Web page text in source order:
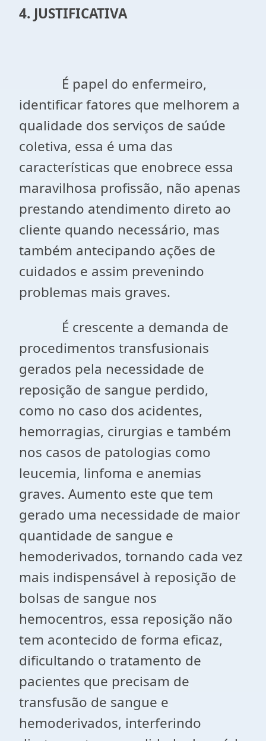
4. JUSTIFICATIVA
É papel do enfermeiro,
identificar fatores que melhorem a
qualidade dos serviços de saúde
coletiva, essa é uma das
características que enobrece essa
maravilhosa profissão, não apenas
prestando atendimento direto ao
cliente quando necessário, mas
também antecipando ações de
cuidados e assim prevenindo
problemas mais graves.
É crescente a demanda de
procedimentos transfusionais
gerados pela necessidade de
reposição de sangue perdido,
como no caso dos acidentes,
hemorragias, cirurgias e também
nos casos de patologias como
leucemia, linfoma e anemias
graves. Aumento este que tem
gerado uma necessidade de maior
quantidade de sangue e
hemoderivados, tornando cada vez
mais indispensável à reposição de
bolsas de sangue nos
hemocentros, essa reposição não
tem acontecido de forma eficaz,
dificultando o tratamento de
pacientes que precisam de
transfusão de sangue e
hemoderivados, interferindo